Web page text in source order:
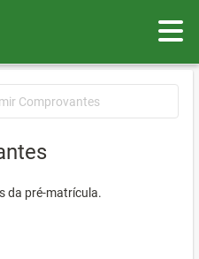
Comprovantes
da pré-matrícula.